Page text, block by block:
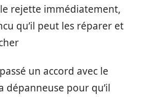
rejette immédiatement,
qu’il peut les réparer et
un accord avec le
dépanneuse pour qu’il